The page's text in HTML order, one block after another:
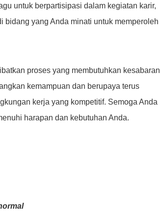
untuk berpartisipasi dalam kegiatan karir,
bidang yang Anda minati untuk memperoleh
proses yang membutuhkan kesabaran
kemampuan dan berupaya terus
kerja yang kompetitif. Semoga Anda
harapan dan kebutuhan Anda.